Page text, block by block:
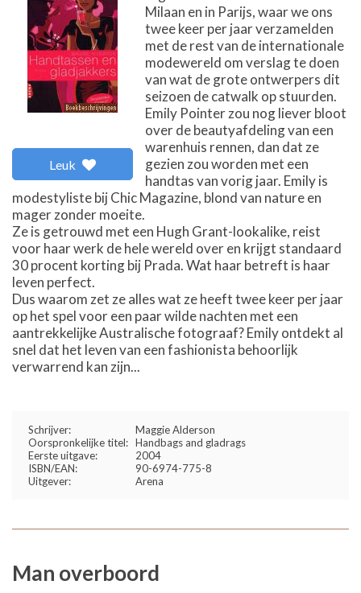
Leuk
Milaan en in Parijs, waar we ons
twee keer per jaar verzamelden
met de rest van de internationale
modewereld om verslag te doen
van wat de grote ontwerpers dit
seizoen de catwalk op stuurden.
Emily Pointer zou nog liever bloot
over de beautyafdeling van een
warenhuis rennen, dan dat ze
gezien zou worden met een
handtas van vorig jaar. Emily is
modestyliste bij Chic Magazine, blond van nature en
mager zonder moeite.
Ze is getrouwd met een Hugh Grant-lookalike, reist
voor haar werk de hele wereld over en krijgt standaard
30 procent korting bij Prada. Wat haar betreft is haar
leven perfect.
Dus waarom zet ze alles wat ze heeft twee keer per jaar
op het spel voor een paar wilde nachten met een
aantrekkelijke Australische fotograaf? Emily ontdekt al
snel dat het leven van een fashionista behoorlijk
verwarrend kan zijn...
Schrijver:
Maggie Alderson
Oorspronkelijke titel: Handbags and gladrags
Eerste uitgave:
2004
ISBN/EAN:
90-6974-775-8
Uitgever:
Arena
Man overboord